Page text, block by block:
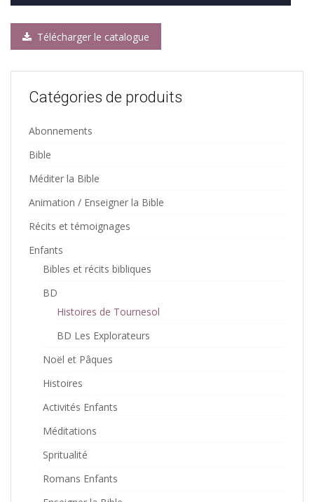
Télécharger le catalogue
Catégories de produits
Abonnements
Bible
Méditer la Bible
Animation / Enseigner la Bible
Récits et témoignages
Enfants
Bibles et récits bibliques
BD
Histoires de Tournesol
BD Les Explorateurs
Noël et Pâques
Histoires
Activités Enfants
Méditations
Spritualité
Romans Enfants